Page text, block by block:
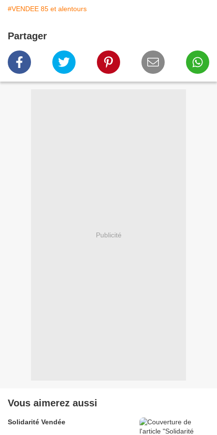
#VENDEE 85 et alentours
Partager
Publicité
Vous aimerez aussi
Solidarité Vendée